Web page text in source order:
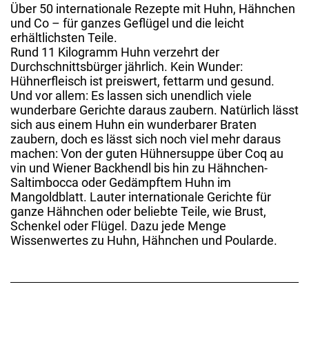
Über 50 internationale Rezepte mit Huhn, Hähnchen
und Co – für ganzes Geflügel und die leicht
erhältlichsten Teile.
Rund 11 Kilogramm Huhn verzehrt der
Durchschnittsbürger jährlich. Kein Wunder:
Hühnerfleisch ist preiswert, fettarm und gesund.
Und vor allem: Es lassen sich unendlich viele
wunderbare Gerichte daraus zaubern. Natürlich lässt
sich aus einem Huhn ein wunderbarer Braten
zaubern, doch es lässt sich noch viel mehr daraus
machen: Von der guten Hühnersuppe über Coq au
vin und Wiener Backhendl bis hin zu Hähnchen-
Saltimbocca oder Gedämpftem Huhn im
Mangoldblatt. Lauter internationale Gerichte für
ganze Hähnchen oder beliebte Teile, wie Brust,
Schenkel oder Flügel. Dazu jede Menge
Wissenwertes zu Huhn, Hähnchen und Poularde.